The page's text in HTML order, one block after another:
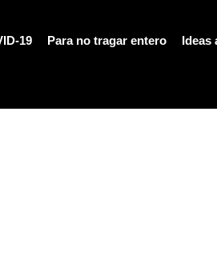
19 Para no tragar entero Ideas